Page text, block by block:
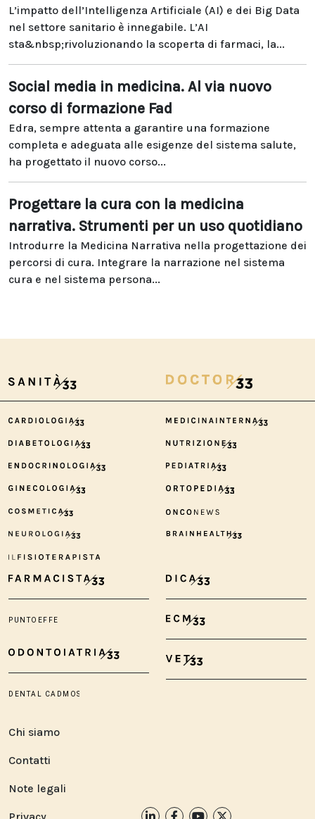
L’impatto dell’Intelligenza Artificiale (AI) e dei Big Data
nel settore sanitario è innegabile. L’AI
sta&nbsp;rivoluzionando la scoperta di farmaci, la...
Social media in medicina. Al via nuovo
corso di formazione Fad
Edra, sempre attenta a garantire una formazione
completa e adeguata alle esigenze del sistema salute,
ha progettato il nuovo corso...
Progettare la cura con la medicina
narrativa. Strumenti per un uso quotidiano
Introdurre la Medicina Narrativa nella progettazione dei
percorsi di cura. Integrare la narrazione nel sistema
cura e nel sistema persona...
Chi siamo
Contatti
Note legali